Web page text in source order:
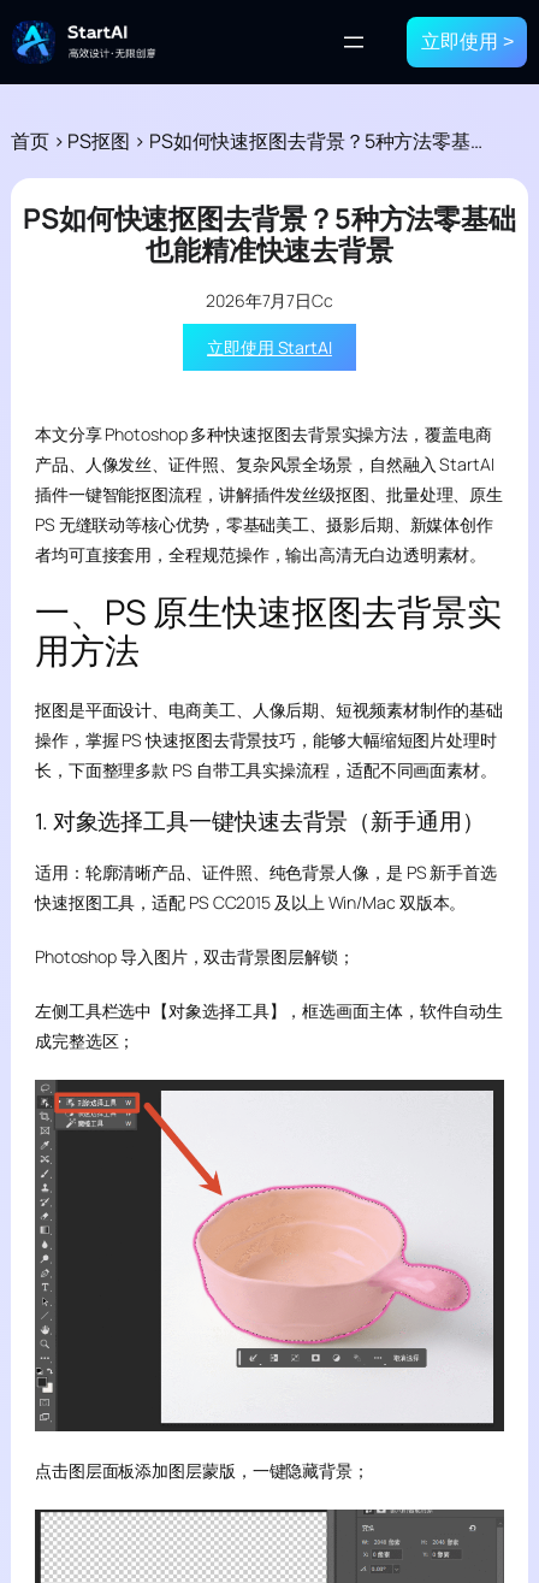
立即使用 >
首页 > PS抠图 > PS如何快速抠图去背景？5种方法零基础也能精准快速去背景
PS如何快速抠图去背景？5种方法零基础
也能精准快速去背景
2026年7月7日Cc
立即使用 StartAI
本文分享 Photoshop 多种快速抠图去背景实操方法，覆盖电商
产品、人像发丝、证件照、复杂风景全场景，自然融入 StartAI
插件一键智能抠图流程，讲解插件发丝级抠图、批量处理、原生
PS 无缝联动等核心优势，零基础美工、摄影后期、新媒体创作
者均可直接套用，全程规范操作，输出高清无白边透明素材。
一、PS 原生快速抠图去背景实
用方法
抠图是平面设计、电商美工、人像后期、短视频素材制作的基础
操作，掌握 PS 快速抠图去背景技巧，能够大幅缩短图片处理时
长，下面整理多款 PS 自带工具实操流程，适配不同画面素材。
1. 对象选择工具一键快速去背景（新手通用）
适用：轮廓清晰产品、证件照、纯色背景人像，是 PS 新手首选
快速抠图工具，适配 PS CC2015 及以上 Win/Mac 双版本。
Photoshop 导入图片，双击背景图层解锁；
左侧工具栏选中【对象选择工具】，框选画面主体，软件自动生
成完整选区；
点击图层面板添加图层蒙版，一键隐藏背景；